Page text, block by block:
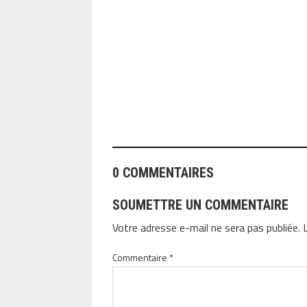
0 COMMENTAIRES
SOUMETTRE UN COMMENTAIRE
Votre adresse e-mail ne sera pas publiée.
Commentaire *